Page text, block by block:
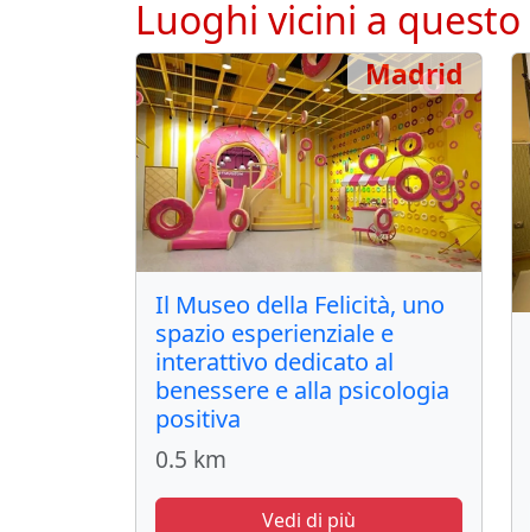
Luoghi vicini a questo
Il Museo della Felicità, uno
spazio esperienziale e
interattivo dedicato al
benessere e alla psicologia
positiva
0.5 km
Vedi di più
Madrid